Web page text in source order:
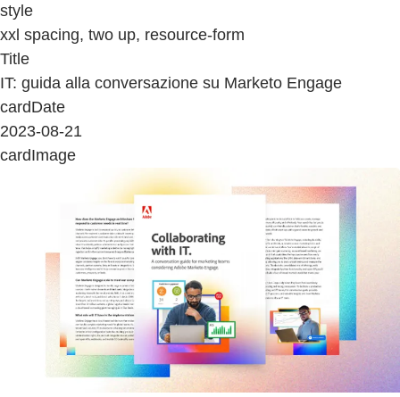
style
xxl spacing, two up, resource-form
Title
IT: guida alla conversazione su Marketo Engage
cardDate
2023-08-21
cardImage